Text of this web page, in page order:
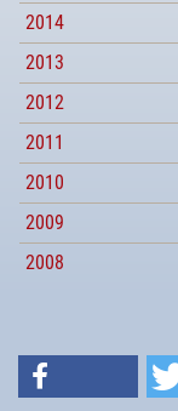
2014
2013
2012
2011
2010
2009
2008